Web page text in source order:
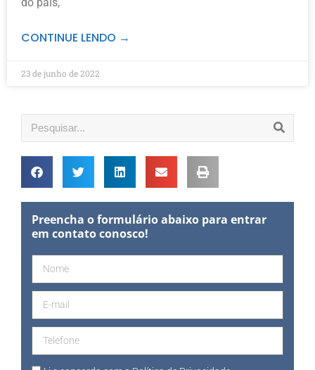
CONTINUE LENDO →
23 de junho de 2022
Preencha o formulário abaixo para entrar
em contato conosco!